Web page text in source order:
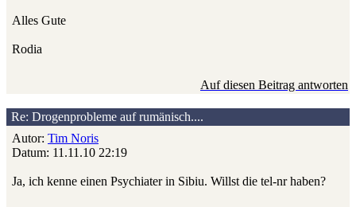
Alles Gute
Rodia
Auf diesen Beitrag antworten
Re: Drogenprobleme auf rumänisch....
Autor: Tim Noris
Datum: 11.11.10 22:19
Ja, ich kenne einen Psychiater in Sibiu. Willst die tel-nr haben?